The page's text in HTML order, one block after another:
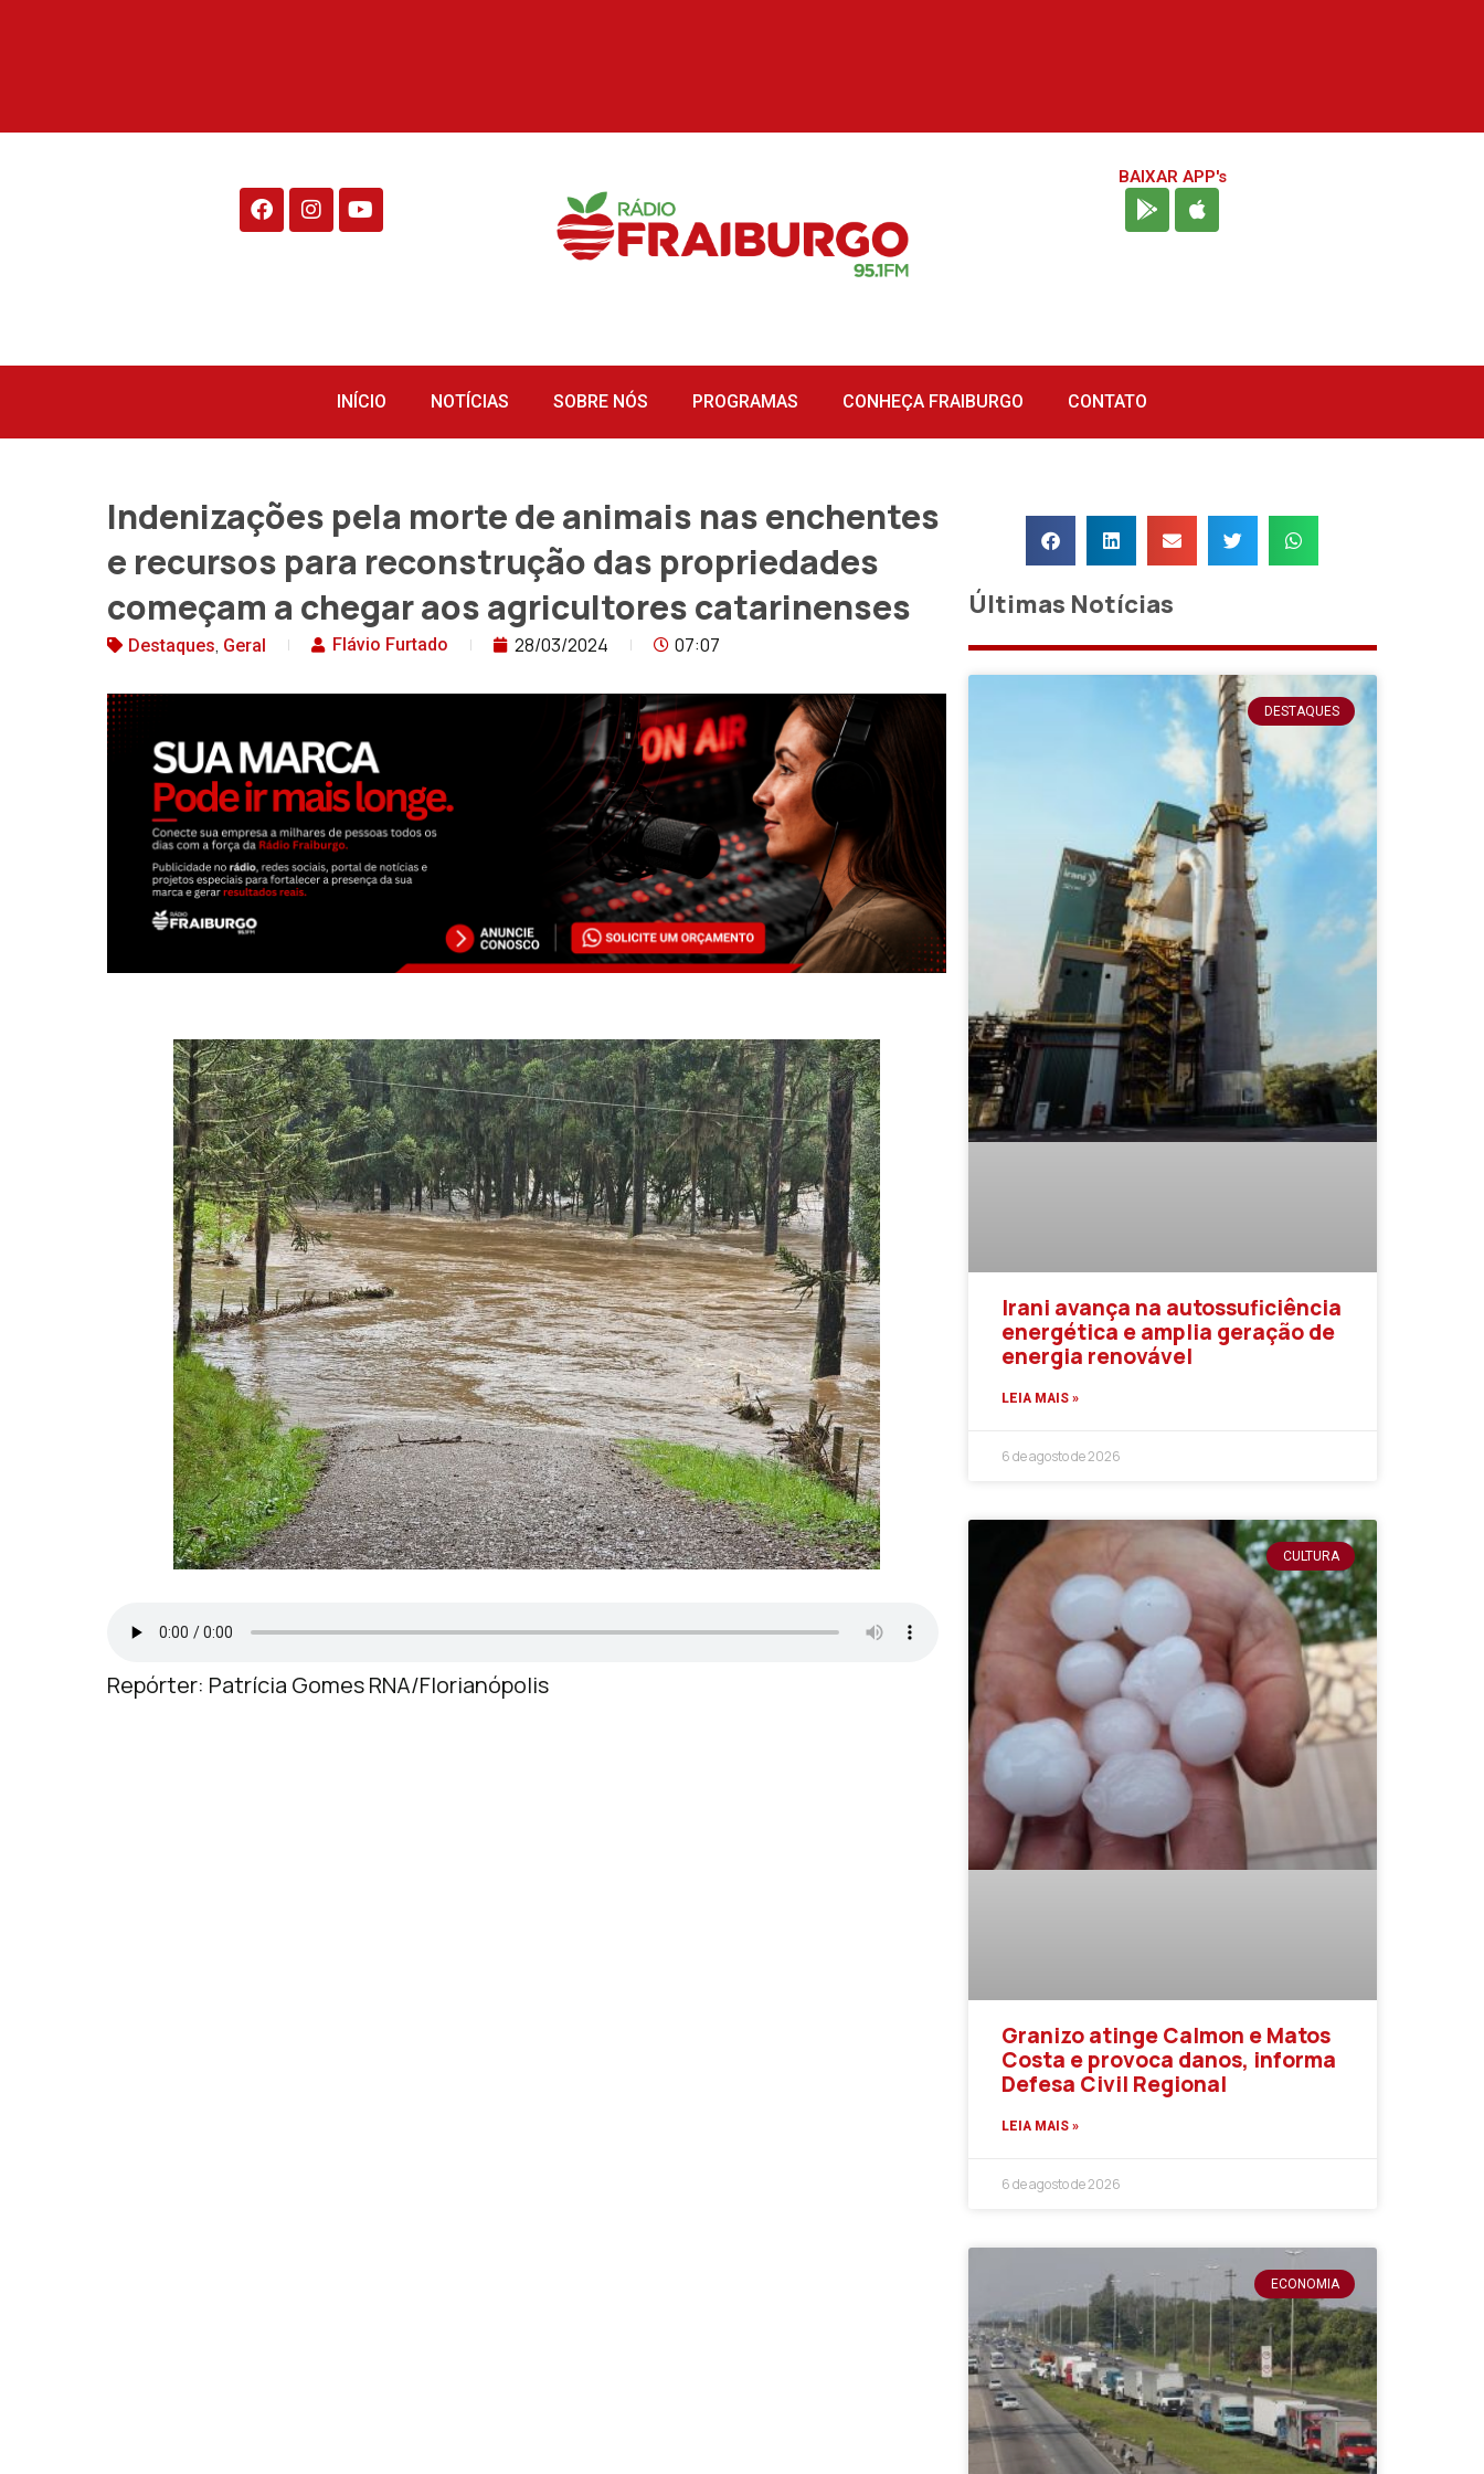
BAIXAR APP's
INÍCIO NOTÍCIAS SOBRE NÓS PROGRAMAS CONHEÇA FRAIBURGO CONTATO
Indenizações pela morte de animais nas enchentes
e recursos para reconstrução das propriedades
começam a chegar aos agricultores catarinenses
Destaques, Geral Flávio Furtado 28/03/2024 07:07
Repórter: Patrícia Gomes RNA/Florianópolis
Últimas Notícias
DESTAQUES
Irani avança na autossuficiência
energética e amplia geração de
energia renovável
LEIA MAIS »
6 de agosto de 2026
CULTURA
Granizo atinge Calmon e Matos
Costa e provoca danos, informa
Defesa Civil Regional
LEIA MAIS »
6 de agosto de 2026
ECONOMIA